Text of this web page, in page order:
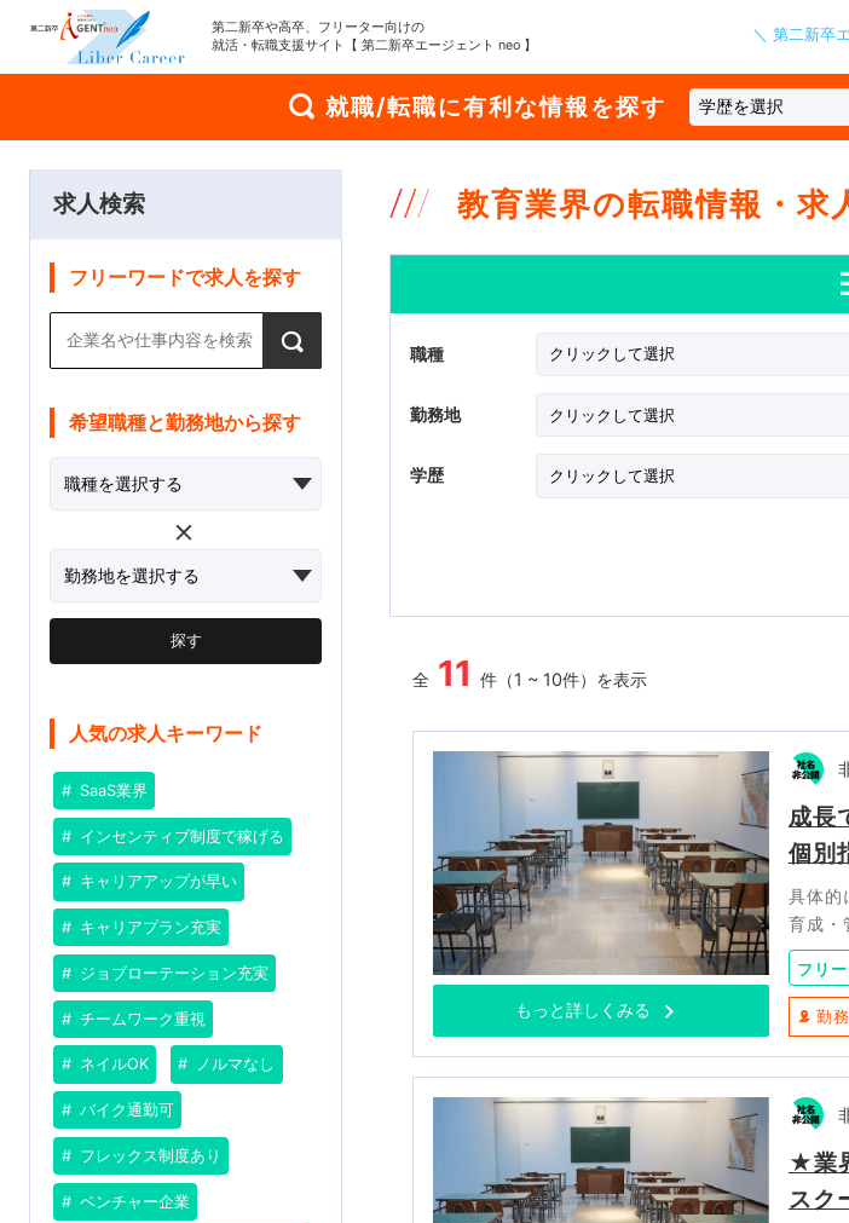
第二新卒や高卒、フリーター向けの
就活・転職支援サイト【 第二新卒エージェント neo 】
＼ 第二新卒
就職/転職に有利な情報を探す
求人検索
フリーワードで求人を探す
希望職種と勤務地から探す
探す
人気の求人キーワード
SaaS業界
インセンティブ制度で稼げる
キャリアアップが早い
キャリアプラン充実
ジョブローテーション充実
チームワーク重視
ネイルOK ノルマなし
バイク通勤可
フレックス制度あり
ベンチャー企業
教育業界の転職情報・求
職種
勤務地
学歴
全 11件（1 ~ 10件）を表示
もっと詳しくみる
成長
個別
具体的
育成・
フリ
勤
★業
スク